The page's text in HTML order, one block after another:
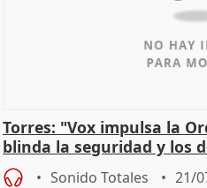
Torres: "Vox impulsa la
blinda la seguridad y los
control"
Sonido Totales 21/